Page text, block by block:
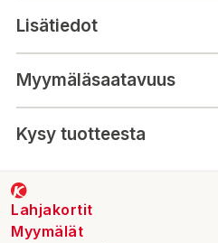
Lisätiedot
Myymäläsaatavuus
Kysy tuotteesta
Lahjakortit
Myymälät